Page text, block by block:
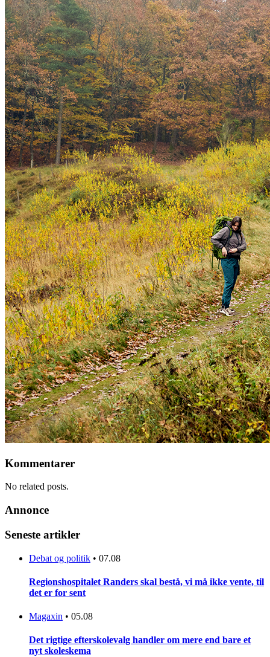
Kommentarer
No related posts.
Annonce
Seneste artikler
Debat og politik • 07.08
Regionshospitalet Randers skal bestå, vi må ikke vente, til
det er for sent
Magaxin • 05.08
Det rigtige efterskolevalg handler om mere end bare et
nyt skoleskema